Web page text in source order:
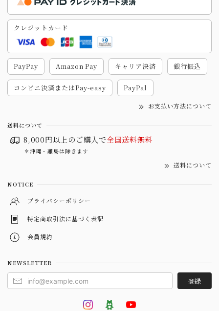
クレジットカード
PayPay Amazon Pay キャリア決済 銀行振込
コンビニ決済またはPay-easy PayPal
お支払い方法について
送料について
8,000円以上のご購入で全国送料無料
＊沖縄・離島は除きます
送料について
NOTICE
プライバシーポリシー
特定商取引法に基づく表記
会員規約
NEWSLETTER
登録